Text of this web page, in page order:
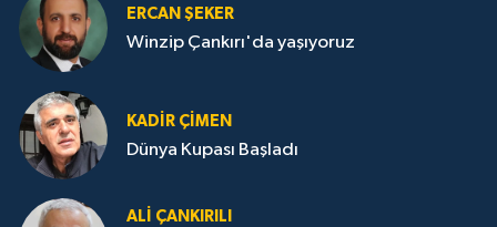
ERCAN ŞEKER
Winzip Çankırı'da yaşıyoruz
KADIR ÇIMEN
Dünya Kupası Başladı
ALI ÇANKIRILI